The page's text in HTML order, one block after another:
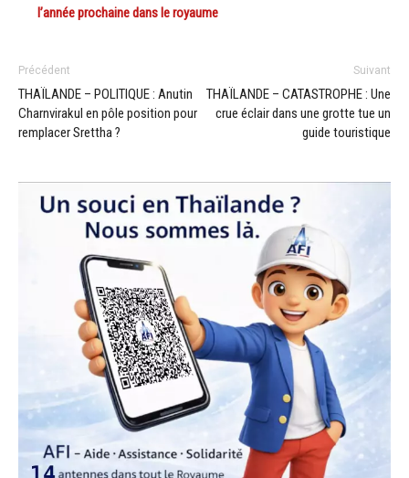
l’année prochaine dans le royaume
Précédent
THAÏLANDE – POLITIQUE : Anutin
Charnvirakul en pôle position pour
remplacer Srettha ?
Suivant
THAÏLANDE – CATASTROPHE : Une
crue éclair dans une grotte tue un
guide touristique